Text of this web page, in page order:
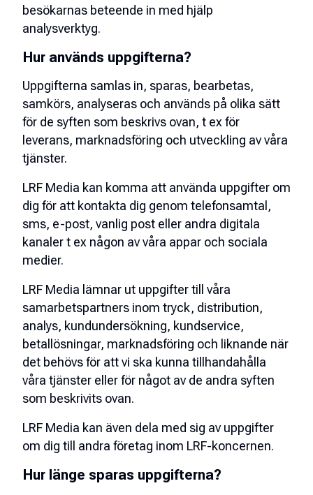
besökarnas beteende in med hjälp
analysverktyg.
Hur används uppgifterna?
Uppgifterna samlas in, sparas, bearbetas,
samkörs, analyseras och används på olika sätt
för de syften som beskrivs ovan, t ex för
leverans, marknadsföring och utveckling av våra
tjänster.
LRF Media kan komma att använda uppgifter om
dig för att kontakta dig genom telefonsamtal,
sms, e-post, vanlig post eller andra digitala
kanaler t ex någon av våra appar och sociala
medier.
LRF Media lämnar ut uppgifter till våra
samarbetspartners inom tryck, distribution,
analys, kundundersökning, kundservice,
betallösningar, marknadsföring och liknande när
det behövs för att vi ska kunna tillhandahålla
våra tjänster eller för något av de andra syften
som beskrivits ovan.
LRF Media kan även dela med sig av uppgifter
om dig till andra företag inom LRF-koncernen.
Hur länge sparas uppgifterna?